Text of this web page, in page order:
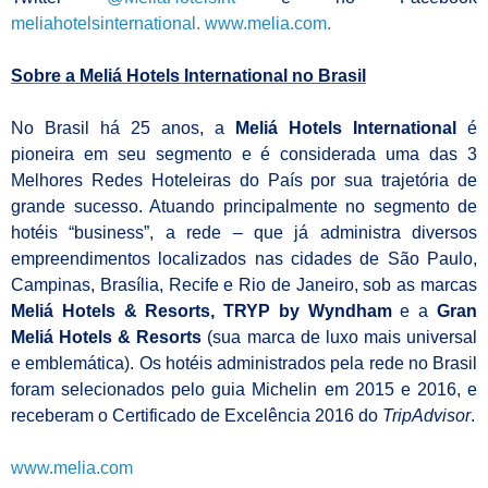
meliahotelsinternational . www.melia.com.
Sobre a Meliá Hotels International no Brasil
No Brasil há 25 anos, a Meliá Hotels International é
pioneira em seu segmento e é considerada uma das 3
Melhores Redes Hoteleiras do País por sua trajetória de
grande sucesso. Atuando principalmente no segmento de
hotéis “business”, a rede – que já administra diversos
empreendimentos localizados nas cidades de São Paulo,
Campinas, Brasília, Recife e Rio de Janeiro, sob as marcas
Meliá Hotels & Resorts, TRYP by Wyndhame aGran
Meliá Hotels & Resorts (sua marca de luxo mais universal
e emblemática). Os hotéis administrados pela rede no Brasil
foram selecionados pelo guia Michelin em 2015 e 2016, e
receberam o Certificado de Excelência 2016 do TripAdvisor.
www.melia.com